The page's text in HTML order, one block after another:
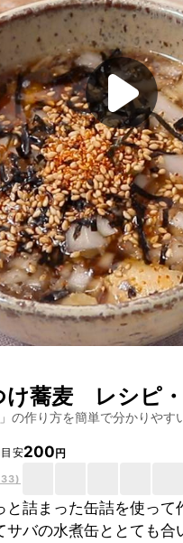
け蕎麦 レシピ
」の作り方を簡単で分かりやす
安200円
)
と詰まった缶詰を使っ
サバの水煮缶ととても